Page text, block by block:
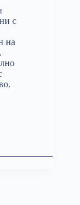
с
на